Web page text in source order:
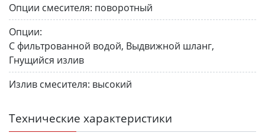
Опции смесителя: поворотный
Опции:
С фильтрованной водой, Выдвижной шланг,
Гнущийся излив
Излив смесителя: высокий
Технические характеристики